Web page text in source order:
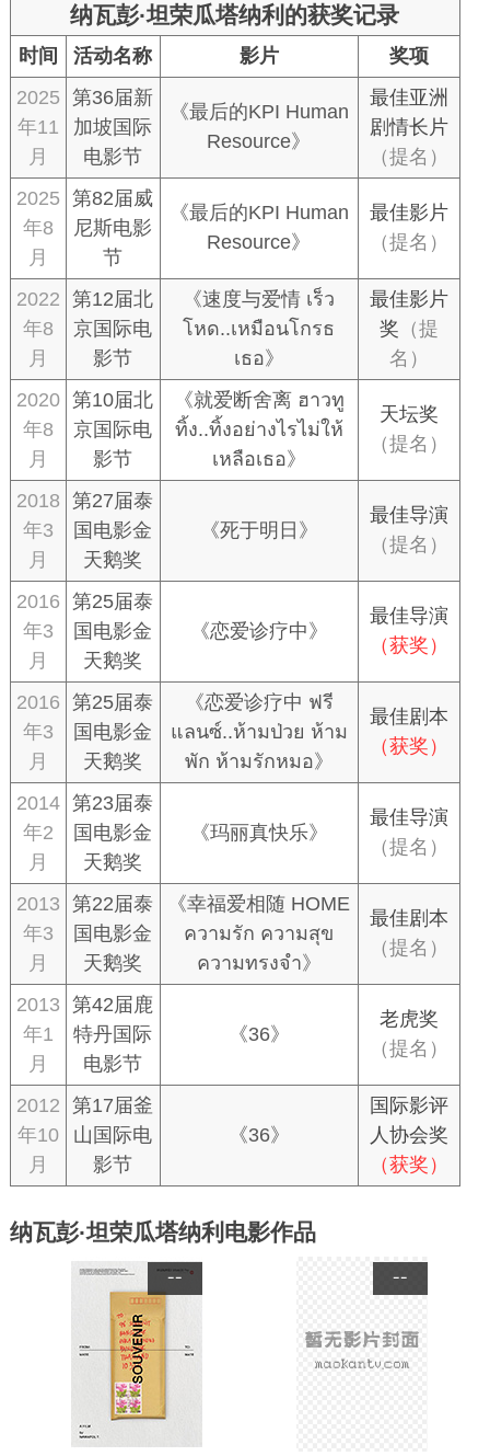
纳瓦彭·坦荣瓜塔纳利的获奖记录
时间 活动名称 影片
奖项
2025
年11
月
第36届新
加坡国际
电影节
《最后的KPI Human
Resource》
最佳亚洲
剧情长片
（提名）
2025
年8
月
第82届威
尼斯电影
节
《最后的KPI Human
Resource》
最佳影片
（提名）
2022
年8
月
第12届北
京国际电
影节
《速度与爱情 เร็ว
โหด..เหมือนโกรธ
เธอ》
最佳影片
奖 （提
名）
2020
年8
月
第10届北
京国际电
影节
《就爱断舍离 ฮาวทู
ทิ้ง..ทิ้งอย่างไรไม่ให้
เหลือเธอ》
天坛奖
（提名）
2018
年3
月
第27届泰
国电影金
天鹅奖
《死于明日》
最佳导演
（提名）
2016
年3
月
第25届泰
国电影金
天鹅奖
《恋爱诊疗中》
最佳导演
（获奖）
2016
年3
月
第25届泰
国电影金
天鹅奖
《恋爱诊疗中 ฟรี
แลนซ์..ห้ามป่วย ห้าม
พัก ห้ามรักหมอ》
最佳剧本
（获奖）
2014
年2
月
第23届泰
国电影金
天鹅奖
《玛丽真快乐》
最佳导演
（提名）
2013
年3
月
第22届泰
国电影金
天鹅奖
《幸福爱相随 HOME
ความรัก ความสุข
ความทรงจำ》
最佳剧本
（提名）
2013
年1
月
第42届鹿
特丹国际
电影节
《36》
老虎奖
（提名）
2012
年10
月
第17届釜
山国际电
影节
《36》
国际影评
人协会奖
（获奖）
纳瓦彭·坦荣瓜塔纳利电影作品
-- --